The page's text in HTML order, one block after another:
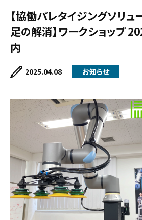
【協働パレタイジングソリュ
足の解消】ワークショップ
内
2025.04.08 お知らせ